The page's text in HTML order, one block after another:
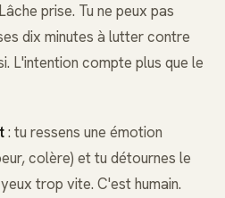
prise. Tu ne peux pas
dix minutes à lutter contre
L'intention compte plus que le
: tu ressens une émotion
colère) et tu détournes le
trop vite. C'est humain.